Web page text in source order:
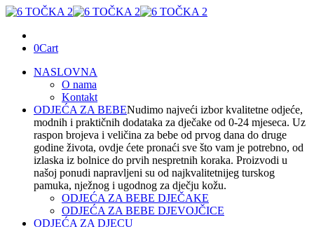
0Cart
NASLOVNA
O nama
Kontakt
ODJEĆA ZA BEBENudimo najveći izbor kvalitetne odjeće,
modnih i praktičnih dodataka za dječake od 0-24 mjeseca. Uz
raspon brojeva i veličina za bebe od prvog dana do druge
godine života, ovdje ćete pronaći sve što vam je potrebno, od
izlaska iz bolnice do prvih nespretnih koraka. Proizvodi u
našoj ponudi napravljeni su od najkvalitetnijeg turskog
pamuka, nježnog i ugodnog za dječju kožu.
ODJEĆA ZA BEBE DJEČAKE
ODJEĆA ZA BEBE DJEVOJČICE
ODJEĆA ZA DJECU